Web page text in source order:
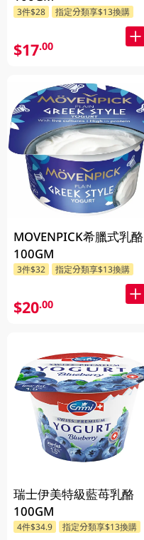
3件$28 指定分類享$13換購
$17.00
MOVENPICK希臘式乳酪
100GM
3件$32 指定分類享$13換購
$20.00
瑞士伊美特級藍苺乳酪
100GM
4件$34.9 指定分類享$13換購